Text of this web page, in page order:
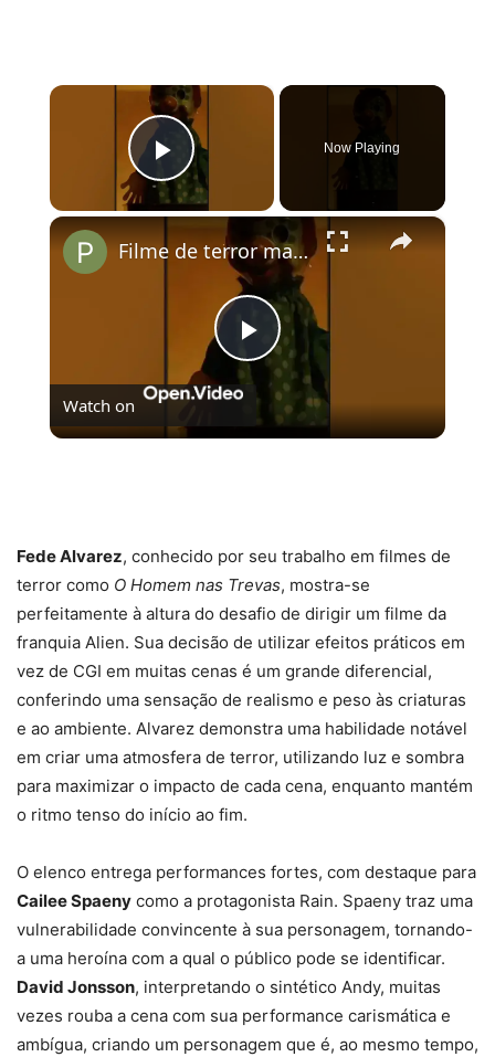
×
Play Video
Now Playing
×
Play
Video
Filme de terror mais assustador de 2024 chegou ao Brasil
Watch on
Fede Alvarez, conhecido por seu trabalho em filmes de
terror como O Homem nas Trevas, mostra-se
perfeitamente à altura do desafio de dirigir um filme da
franquia Alien. Sua decisão de utilizar efeitos práticos em
vez de CGI em muitas cenas é um grande diferencial,
conferindo uma sensação de realismo e peso às criaturas
e ao ambiente. Alvarez demonstra uma habilidade notável
em criar uma atmosfera de terror, utilizando luz e sombra
para maximizar o impacto de cada cena, enquanto mantém
o ritmo tenso do início ao fim.
O elenco entrega performances fortes, com destaque para
Cailee Spaeny como a protagonista Rain. Spaeny traz uma
vulnerabilidade convincente à sua personagem, tornando-
a uma heroína com a qual o público pode se identificar.
David Jonsson, interpretando o sintético Andy, muitas
vezes rouba a cena com sua performance carismática e
ambígua, criando um personagem que é, ao mesmo tempo,